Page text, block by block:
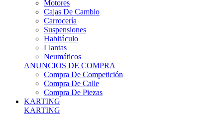
Carrocería
Suspensiones
Habitáculo
Llantas
Neumáticos
ANUNCIOS DE COMPRA
Compra De Competición
Compra De Calle
Compra De Piezas
KARTING
KARTING
Karts Completos Alevín